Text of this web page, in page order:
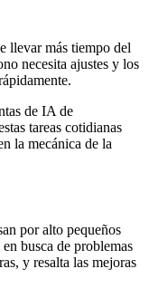
llevar más tiempo del
necesita ajustes y los
de IA de
tareas cotidianas
la mecánica de la
por alto pequeños
busca de problemas
y resalta las mejoras